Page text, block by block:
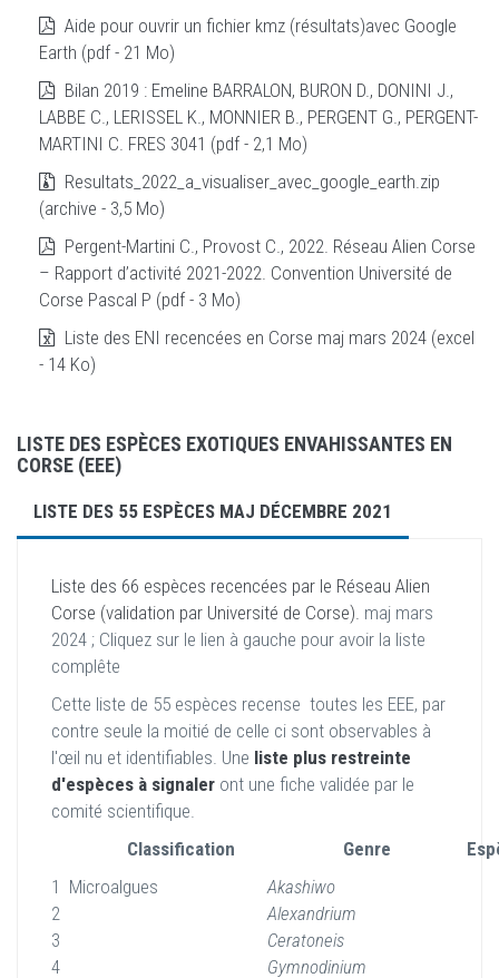
Aide pour ouvrir un fichier kmz (résultats)avec Google
Earth (pdf - 21 Mo)
Bilan 2019 : Emeline BARRALON, BURON D., DONINI J.,
LABBE C., LERISSEL K., MONNIER B., PERGENT G., PERGENT-
MARTINI C. FRES 3041 (pdf - 2,1 Mo)
Resultats_2022_a_visualiser_avec_google_earth.zip
(archive - 3,5 Mo)
Pergent-Martini C., Provost C., 2022. Réseau Alien Corse
– Rapport d’activité 2021-2022. Convention Université de
Corse Pascal P (pdf - 3 Mo)
Liste des ENI recencées en Corse maj mars 2024 (excel
- 14 Ko)
LISTE DES ESPÈCES EXOTIQUES ENVAHISSANTES EN
CORSE (EEE)
LISTE DES 55 ESPÈCES MAJ DÉCEMBRE 2021
Liste des 66 espèces recencées par le Réseau Alien
Corse (validation par Université de Corse). maj mars
2024 ; Cliquez sur le lien à gauche pour avoir la liste
complête
Cette liste de 55 espèces recense toutes les EEE, par
contre seule la moitié de celle ci sont observables à
l'œil nu et identifiables. Une liste plus restreinte
d'espèces à signaler ont une fiche validée par le
comité scientifique.
Classification
Genre
1 Microalgues
Akashiwo
2
Alexandrium
3
Ceratoneis
4
Gymnodinium